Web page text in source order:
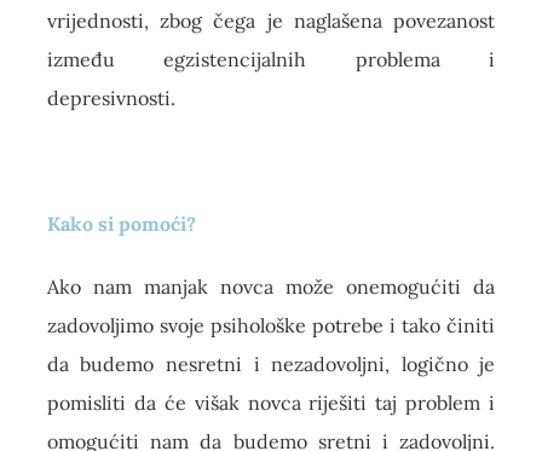
vrijednosti, zbog čega je naglašena povezanost
između egzistencijalnih problema i
depresivnosti.
Kako si pomoći?
Ako nam manjak novca može onemogućiti da
zadovoljimo svoje psihološke potrebe i tako činiti
da budemo nesretni i nezadovoljni, logično je
pomisliti da će višak novca riješiti taj problem i
omogućiti nam da budemo sretni i zadovoljni.